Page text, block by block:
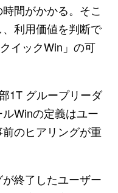
間がかかる。そこ
利用価値を判断で
イックWin」の可
1T グループリーダ
Winの定義はユー
のヒアリングが重
終了したユーザー